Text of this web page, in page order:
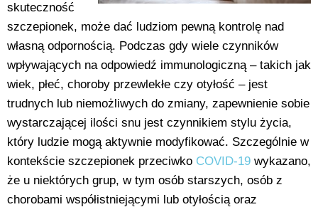
skuteczność
szczepionek, może dać ludziom pewną kontrolę nad
własną odpornością. Podczas gdy wiele czynników
wpływających na odpowiedź immunologiczną – takich jak
wiek, płeć, choroby przewlekłe czy otyłość – jest
trudnych lub niemożliwych do zmiany, zapewnienie sobie
wystarczającej ilości snu jest czynnikiem stylu życia,
który ludzie mogą aktywnie modyfikować. Szczególnie w
kontekście szczepionek przeciwko COVID-19 wykazano,
że u niektórych grup, w tym osób starszych, osób z
chorobami współistniejącymi lub otyłością oraz